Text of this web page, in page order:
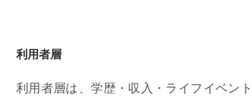
利用者層
利用者層は、学歴・収入・ライフイベン